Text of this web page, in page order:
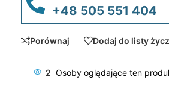
+48 505 551 404
Porównaj Dodaj do listy
2 Osoby oglądające ten